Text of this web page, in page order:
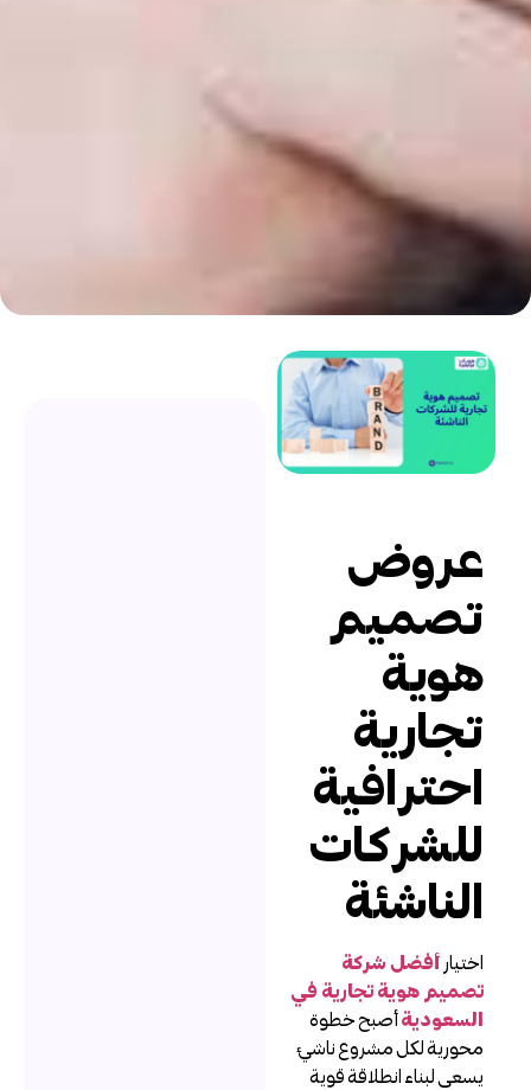
عروض
تصميم
هوية
تجارية
احترافية
للشركات
الناشئة
أفضل شركة
تصميم هوية تجارية في
السعوديةأصبح خطوة
محورية لكل مشروع ناشئ
يسعى لبناء انطلاقة قوية